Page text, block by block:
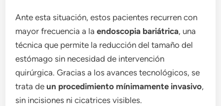
Ante esta situación, estos pacientes recurren con
mayor frecuencia a laendoscopia bariátrica, una
técnica que permite la reducción del tamaño del
estómago sin necesidad de intervención
quirúrgica. Gracias a los avances tecnológicos, se
trata deun procedimiento mínimamente invasivo,
sin incisiones ni cicatrices visibles.